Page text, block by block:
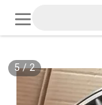
2
/
5